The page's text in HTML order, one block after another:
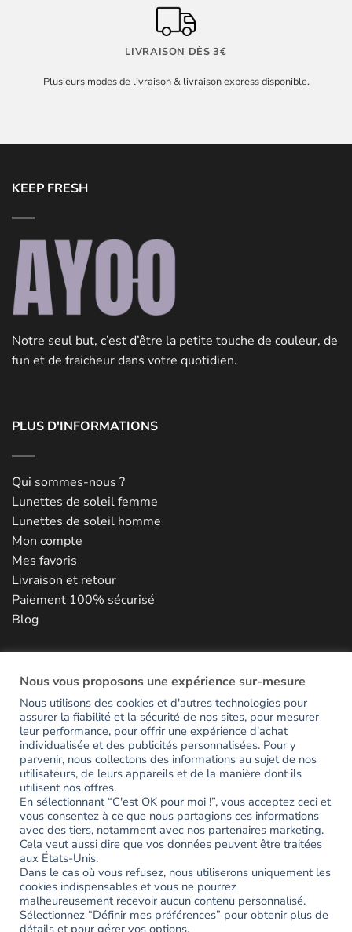
LIVRAISON DÈS 3€
Plusieurs modes de livraison & livraison express disponible.
KEEP FRESH
Notre seul but, c’est d’être la petite touche de couleur, de
fun et de fraicheur dans votre quotidien.
PLUS D'INFORMATIONS
Qui sommes-nous ?
Lunettes de soleil femme
Lunettes de soleil homme
Mon compte
Mes favoris
Livraison et retour
Paiement 100% sécurisé
Blog
RESTONS EN CONTACT
Inscrivez-vous pour avoir accès en avant-première aux
nouveautés et recevoir votre code de bienvenue de -15%.
Erreur :Formulaire de contact non trouvé !
Partagez votre expérience
#ayookeepfresh
Nous vous proposons une expérience sur-mesure
Nous utilisons des cookies et d'autres technologies pour
assurer la fiabilité et la sécurité de nos sites, pour mesurer
leur performance, pour offrir une expérience d'achat
individualisée et des publicités personnalisées. Pour y
parvenir, nous collectons des informations au sujet de nos
utilisateurs, de leurs appareils et de la manière dont ils
utilisent nos offres.
En sélectionnant “C'est OK pour moi !”, vous acceptez ceci et
vous consentez à ce que nous partagions ces informations
avec des tiers, notamment avec nos partenaires marketing.
Cela veut aussi dire que vos données peuvent être traitées
aux États-Unis.
Dans le cas où vous refusez, nous utiliserons uniquement les
cookies indispensables et vous ne pourrez
malheureusement recevoir aucun contenu personnalisé.
Sélectionnez “Définir mes préférences” pour obtenir plus de
détails et pour gérer vos options.